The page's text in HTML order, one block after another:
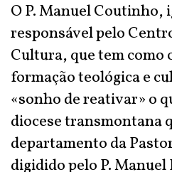
O P. Manuel Coutinho,
responsável pelo
Cultura, que tem
formação teológica e
«sonho de reativar» o
diocese transmontana
departamento da
digidido pelo P.